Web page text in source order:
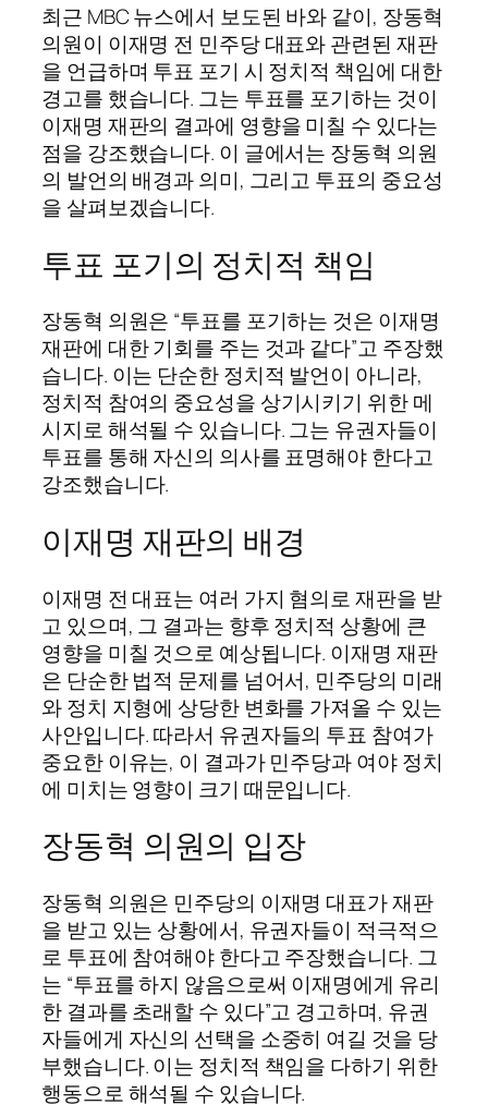
최근 MBC 뉴스에서 보도된 바와 같이, 장동혁
의원이 이재명 전 민주당 대표와 관련된 재판
을 언급하며 투표 포기 시 정치적 책임에 대한
경고를 했습니다. 그는 투표를 포기하는 것이
이재명 재판의 결과에 영향을 미칠 수 있다는
점을 강조했습니다. 이 글에서는 장동혁 의원
의 발언의 배경과 의미, 그리고 투표의 중요성
을 살펴보겠습니다.
투표 포기의 정치적 책임
장동혁 의원은 “투표를 포기하는 것은 이재명
재판에 대한 기회를 주는 것과 같다”고 주장했
습니다. 이는 단순한 정치적 발언이 아니라,
정치적 참여의 중요성을 상기시키기 위한 메
시지로 해석될 수 있습니다. 그는 유권자들이
투표를 통해 자신의 의사를 표명해야 한다고
강조했습니다.
이재명 재판의 배경
이재명 전 대표는 여러 가지 혐의로 재판을 받
고 있으며, 그 결과는 향후 정치적 상황에 큰
영향을 미칠 것으로 예상됩니다. 이재명 재판
은 단순한 법적 문제를 넘어서, 민주당의 미래
와 정치 지형에 상당한 변화를 가져올 수 있는
사안입니다. 따라서 유권자들의 투표 참여가
중요한 이유는, 이 결과가 민주당과 여야 정치
에 미치는 영향이 크기 때문입니다.
장동혁 의원의 입장
장동혁 의원은 민주당의 이재명 대표가 재판
을 받고 있는 상황에서, 유권자들이 적극적으
로 투표에 참여해야 한다고 주장했습니다. 그
는 “투표를 하지 않음으로써 이재명에게 유리
한 결과를 초래할 수 있다”고 경고하며, 유권
자들에게 자신의 선택을 소중히 여길 것을 당
부했습니다. 이는 정치적 책임을 다하기 위한
행동으로 해석될 수 있습니다.